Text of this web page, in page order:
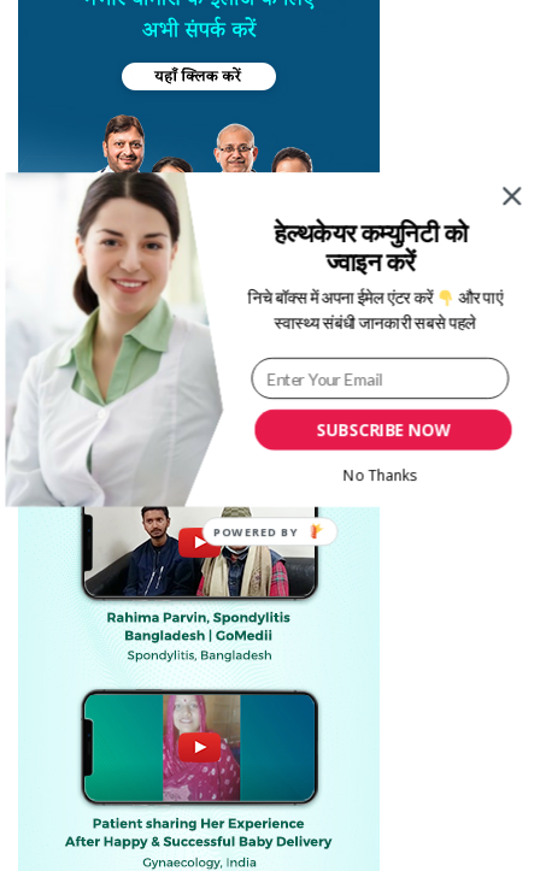
SUBSCRIBE NOW
हेल्थकेयर कम्युनिटी को
ज्वाइन करें
निचे बॉक्स में अपना ईमेल एंटर करें और पाएं
स्वास्थ्य संबंधी जानकारी सबसे पहले
No Thanks
POWERED BY